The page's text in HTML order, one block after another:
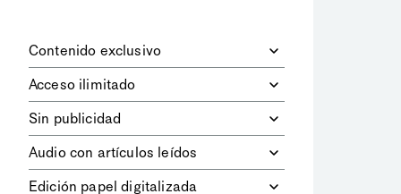
Contenido exclusivo
digitales dela diaria
los contenidos de Le Monde
diplomatique.
Acceso ilimitado
contenidos.
Sin publicidad
publicitarios.
Audio con artículos leídos
Edición papel digitalizada